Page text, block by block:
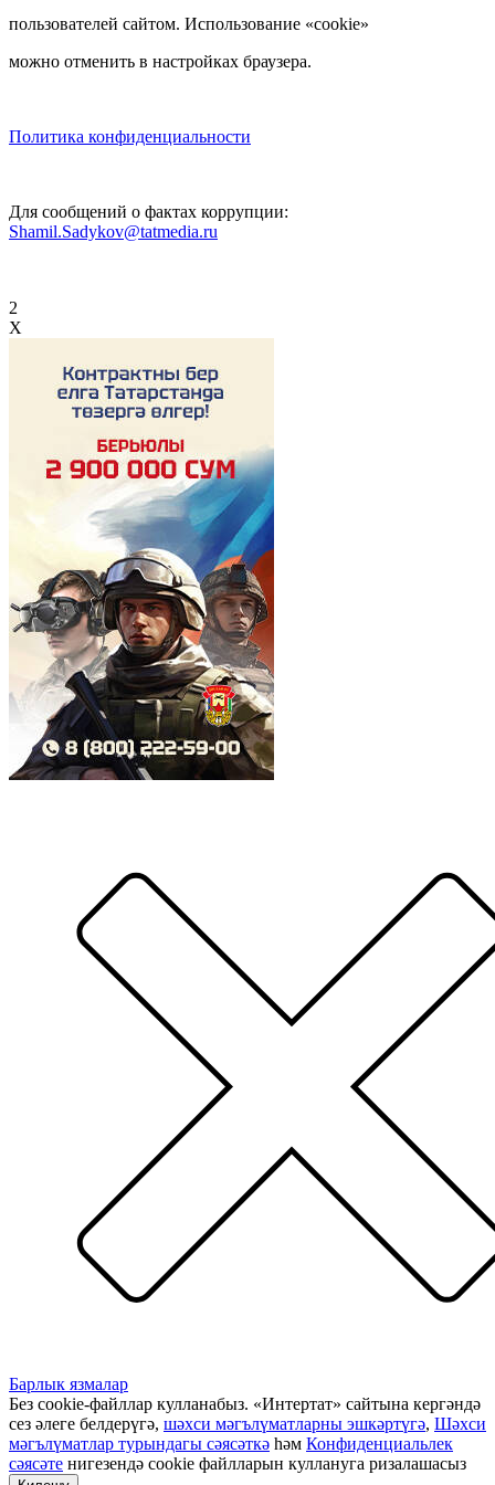
пользователей сайтом. Использование «cookie»
можно отменить в настройках браузера.
Политика конфиденциальности
Для сообщений о фактах коррупции:
Shamil.Sadykov@tatmedia.ru
2
X
Барлык язмалар
Без cookie-файллар кулланабыз. «Интертат» сайтына кергәндә
сез әлеге белдерүгә, шәхси мәгълүматларны эшкәртүгә, Шәхси
мәгълүматлар турындагы сәясәткә һәм Конфиденциальлек
сәясәте нигезендә cookie файлларын куллануга ризалашасыз